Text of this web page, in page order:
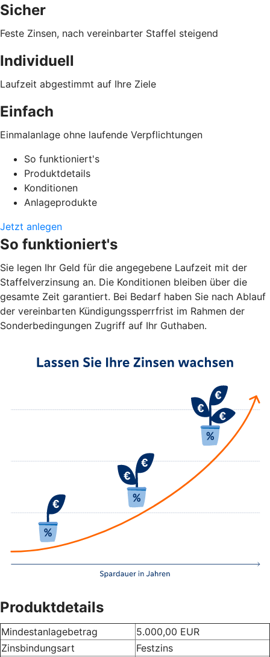
Sicher
Feste Zinsen, nach vereinbarter Staffel steigend
Individuell
Laufzeit abgestimmt auf Ihre Ziele
Einfach
Einmalanlage ohne laufende Verpflichtungen
So funktioniert's
Produktdetails
Konditionen
Anlageprodukte
Jetzt anlegen
So funktioniert's
Sie legen Ihr Geld für die angegebene Laufzeit mit der
Staffelverzinsung an. Die Konditionen bleiben über die
gesamte Zeit garantiert. Bei Bedarf haben Sie nach Ablauf
der vereinbarten Kündigungssperrfrist im Rahmen der
Sonderbedingungen Zugriff auf Ihr Guthaben.
Produktdetails
Mindestanlagebetrag
5.000,00 EUR
Zinsbindungsart
Festzins